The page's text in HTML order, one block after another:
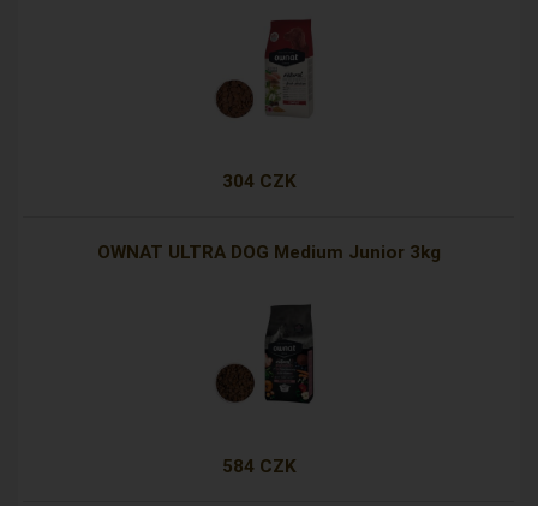
304 CZK
OWNAT ULTRA DOG Medium Junior 3kg
584 CZK